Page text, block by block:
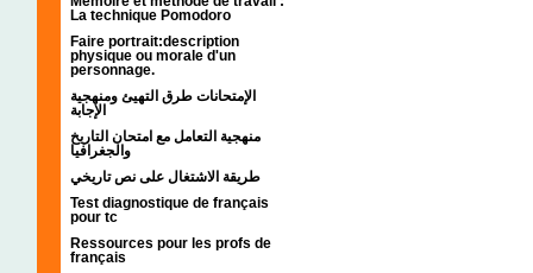
La technique Pomodoro
Faire portrait:description
physique ou morale d'un
personnage.
الإمتحانات طرق التهيئ ومنهجية
الإجابة
منهجية التعامل مع امتحان التاريخ
والجغرافيا
طريقة الاشتغال على نص تاريخي
Test diagnostique de français
pour tc
Ressources pour les profs de
français